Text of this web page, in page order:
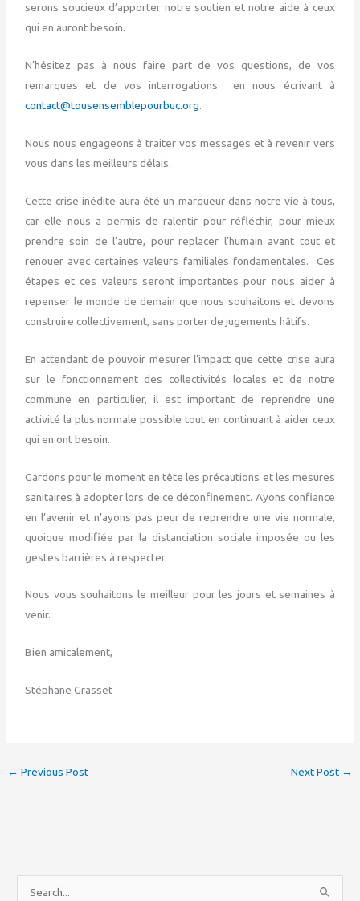
serons soucieux d’apporter notre soutien et notre aide à ceux
qui en auront besoin.
N’hésitez pas à nous faire part de vos questions, de vos
remarques et de vos interrogations en nous écrivant à
contact@tousensemblepourbuc.org.
Nous nous engageons à traiter vos messages et à revenir vers
vous dans les meilleurs délais.
Cette crise inédite aura été un marqueur dans notre vie à tous,
car elle nous a permis de ralentir pour réfléchir, pour mieux
prendre soin de l’autre, pour replacer l’humain avant tout et
renouer avec certaines valeurs familiales fondamentales. Ces
étapes et ces valeurs seront importantes pour nous aider à
repenser le monde de demain que nous souhaitons et devons
construire collectivement, sans porter de jugements hâtifs.
En attendant de pouvoir mesurer l’impact que cette crise aura
sur le fonctionnement des collectivités locales et de notre
commune en particulier, il est important de reprendre une
activité la plus normale possible tout en continuant à aider ceux
qui en ont besoin.
Gardons pour le moment en tête les précautions et les mesures
sanitaires à adopter lors de ce déconfinement. Ayons confiance
en l’avenir et n’ayons pas peur de reprendre une vie normale,
quoique modifiée par la distanciation sociale imposée ou les
gestes barrières à respecter.
Nous vous souhaitons le meilleur pour les jours et semaines à
venir.
Bien amicalement,
Stéphane Grasset
← Previous Post Next Post →